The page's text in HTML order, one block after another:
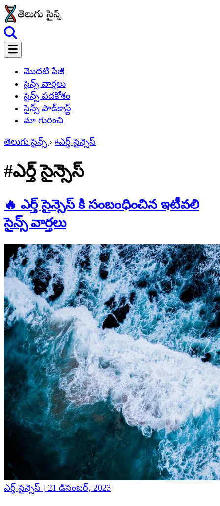
మొదటి పేజీ
సైన్స్ వార్తలు
సైన్స్ పదకోశం
సైన్స్ పాడ్‌కాస్ట్
మా గురించి
తెలుగు సైన్స్ › #ఎర్త్ సైన్సెస్
#ఎర్త్ సైన్సెస్
🔥 ఎర్త్ సైన్సెస్ కి సంబంధించిన ఇటీవలి
సైన్స్ వార్తలు
ఎర్త్ సైన్సెస్ | 21 డిసెంబర్, 2023